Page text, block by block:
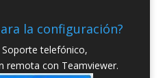
la configuración?
telefónico,
remota con Teamviewer.